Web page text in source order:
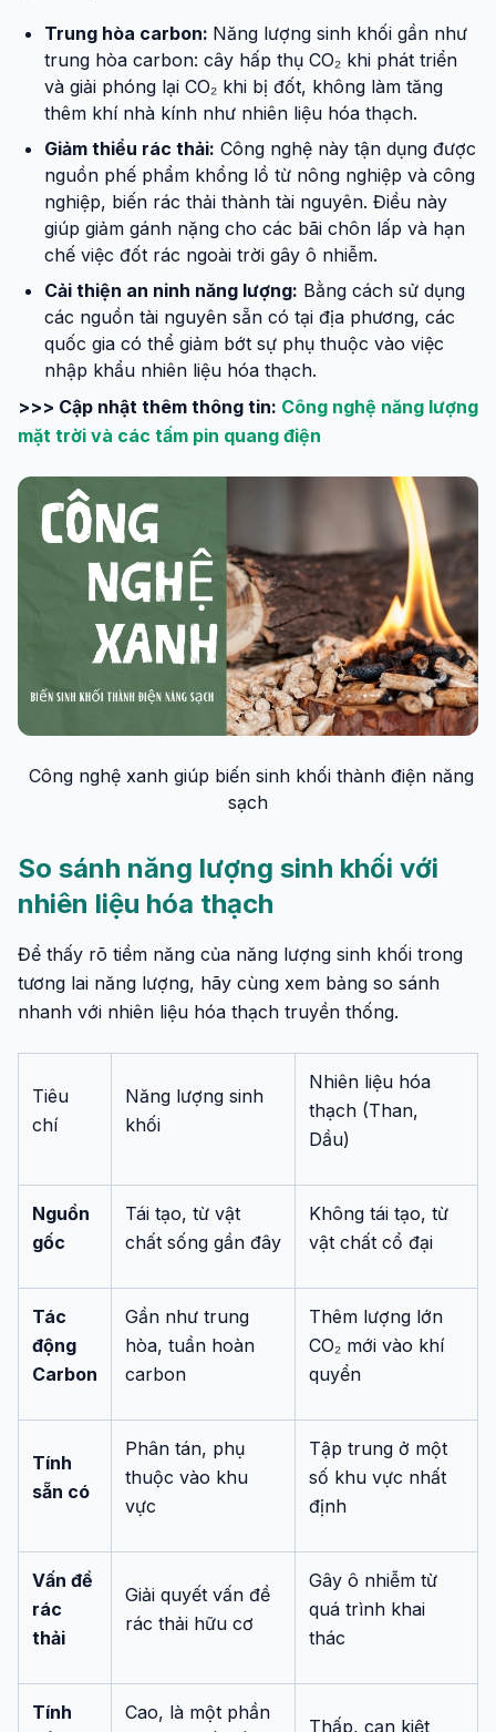
Trung hòa carbon: Năng lượng sinh khối gần như
trung hòa carbon: cây hấp thụ CO₂ khi phát triển
và giải phóng lại CO₂ khi bị đốt, không làm tăng
thêm khí nhà kính như nhiên liệu hóa thạch.
Giảm thiểu rác thải: Công nghệ này tận dụng được
nguồn phế phẩm khổng lồ từ nông nghiệp và công
nghiệp, biến rác thải thành tài nguyên. Điều này
giúp giảm gánh nặng cho các bãi chôn lấp và hạn
chế việc đốt rác ngoài trời gây ô nhiễm.
Cải thiện an ninh năng lượng: Bằng cách sử dụng
các nguồn tài nguyên sẵn có tại địa phương, các
quốc gia có thể giảm bớt sự phụ thuộc vào việc
nhập khẩu nhiên liệu hóa thạch.
>>> Cập nhật thêm thông tin: Công nghệ năng lượng
mặt trời và các tấm pin quang điện
Công nghệ xanh giúp biến sinh khối thành điện năng
sạch
So sánh năng lượng sinh khối với
nhiên liệu hóa thạch
Để thấy rõ tiềm năng của năng lượng sinh khối trong
tương lai năng lượng, hãy cùng xem bảng so sánh
nhanh với nhiên liệu hóa thạch truyền thống.
Tiêu
chí
Năng lượng sinh
khối
Nhiên liệu hóa
thạch (Than,
Dầu)
Nguồn
gốc
Tái tạo, từ vật
chất sống gần đây
Không tái tạo, từ
vật chất cổ đại
Tác
động
Carbon
Gần như trung
hòa, tuần hoàn
carbon
Thêm lượng lớn
CO₂ mới vào khí
quyển
Tính
sẵn có
Phân tán, phụ
thuộc vào khu
vực
Tập trung ở một
số khu vực nhất
định
Vấn đề
rác
thải
Giải quyết vấn đề
rác thải hữu cơ
Gây ô nhiễm từ
quá trình khai
thác
Tính
Cao, là một phần
Thấp, cạn kiệt